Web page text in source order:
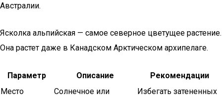
Австралии.
Ясколка альпийская — самое северное цветущее растение.
Она растет даже в Канадском Арктическом архипелаге.
Параметр Описание
Рекомендации
Место
Солнечное или
Избегать затененных